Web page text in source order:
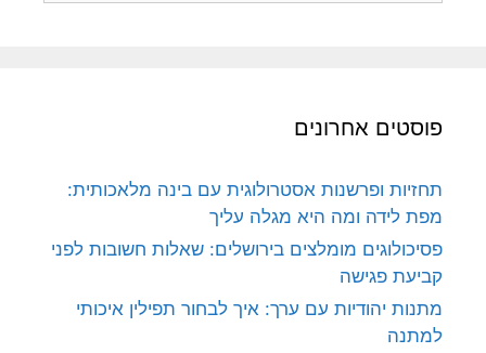
פוסטים אחרונים
תחזיות ופרשנות אסטרולוגית עם בינה מלאכותית:
מפת לידה ומה היא מגלה עליך
פסיכולוגים מומלצים בירושלים: שאלות חשובות לפני
קביעת פגישה
מתנות יהודיות עם ערך: איך לבחור תפילין איכותי
למתנה